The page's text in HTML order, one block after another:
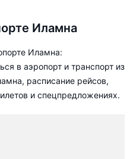
Иламна
Иламна:
в аэропорт и транспорт из
расписание рейсов,
и спецпредложениях.